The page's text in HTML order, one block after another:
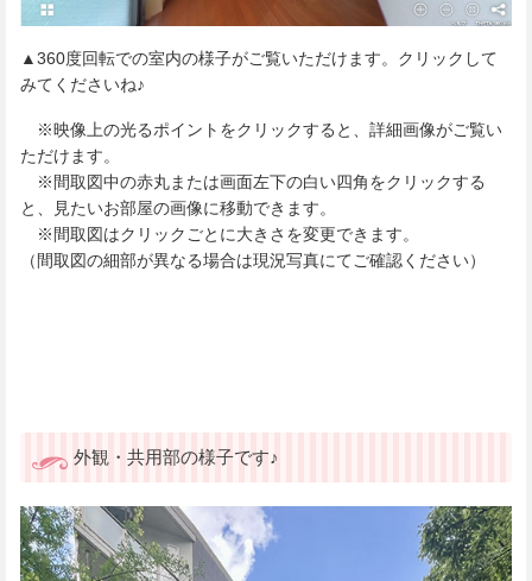
▲360度回転での室内の様子がご覧いただけます。クリックして
みてくださいね♪
※映像上の光るポイントをクリックすると、詳細画像がご覧い
ただけます。
※間取図中の赤丸または画面左下の白い四角をクリックする
と、見たいお部屋の画像に移動できます。
※間取図はクリックごとに大きさを変更できます。
（間取図の細部が異なる場合は現況写真にてご確認ください）
外観・共用部の様子です♪